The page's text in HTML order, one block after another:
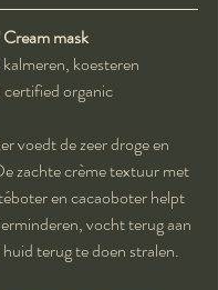
Cream mask
koesteren
certified organic
voedt de zeer droge en
zachte crème textuur met
en cacaoboter helpt
vocht terug aan
terug te doen stralen.